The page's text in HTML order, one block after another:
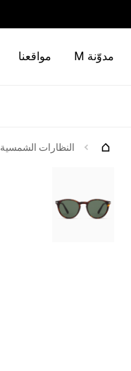
مدوّنة M مواقعنا
النظارات الشمسية